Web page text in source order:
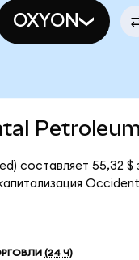
OXYON
составляет 55,32 $
(24 Ч)